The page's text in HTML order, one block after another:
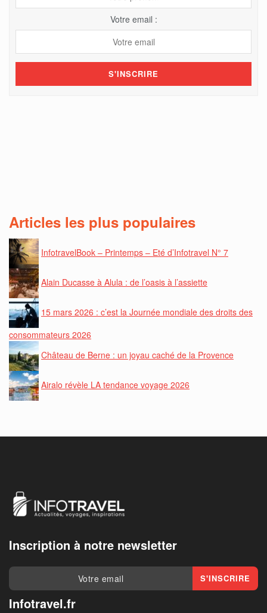
Votre email :
Articles les plus populaires
InfotravelBook – Printemps – Eté d’Infotravel N° 7
Alain Ducasse à Alula : de l’oasis à l’assiette
15 mars 2026 : c’est la Journée mondiale des droits des
consommateurs 2026
Château de Berne : un joyau caché de la Provence
Airalo révèle LA tendance voyage 2026
Inscription à notre newsletter
Infotravel.fr